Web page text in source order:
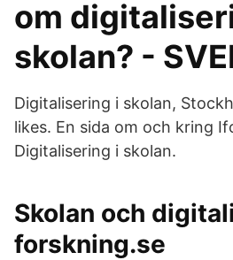
om
skolan? -
Digitalisering i skolan,
likes. En sida om och kring
Digitalisering i skolan.
Skolan och
forskning.se